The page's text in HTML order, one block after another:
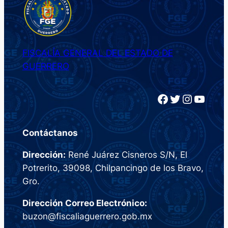
FISCALÍA GENERAL DEL ESTADO DE
GUERRERO
Facebook Twitter InstagramYouTube
Contáctanos
Dirección: René Juárez Cisneros S/N, El
Potrerito, 39098, Chilpancingo de los Bravo,
Gro.
Dirección Correo Electrónico:
buzon@fiscaliaguerrero.gob.mx